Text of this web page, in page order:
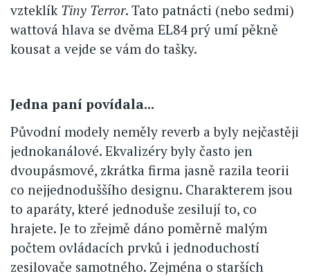
vzteklík Tiny Terror. Tato patnácti (nebo sedmi)
wattová hlava se dvěma EL84 prý umí pěkně
kousat a vejde se vám do tašky.
Jedna paní povídala...
Původní modely neměly reverb a byly nejčastěji
jednokanálové. Ekvalizéry byly často jen
dvoupásmové, zkrátka firma jasně razila teorii
co nejjednoduššího designu. Charakterem jsou
to aparáty, které jednoduše zesilují to, co
hrajete. Je to zřejmě dáno poměrně malým
počtem ovládacích prvků i jednoduchostí
zesilovače samotného. Zejména o starších